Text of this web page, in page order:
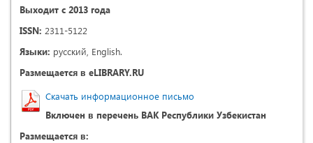
Выходит с 2013 года
ISSN: 2311-5122
Языки: русский, English.
Размещается в eLIBRARY.RU
Скачать информационное письмо
Включен в перечень ВАК Республики Узбекистан
Размещается в: